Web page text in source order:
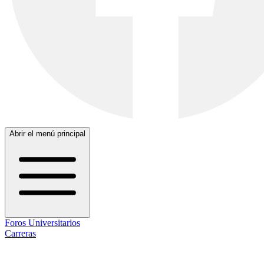
Abrir el menú principal
Foros Universitarios
Carreras